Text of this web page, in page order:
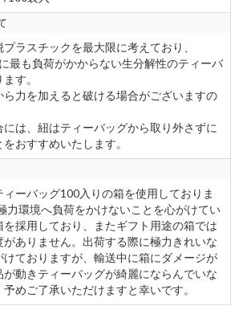
ラスチックを最大限に考えており、
最も負荷がかからない生分解性のティーバ
す。
力を加えると破ける場合がございますの
は、紐はティーバッグから取り外さずに
おすすめいたします。
ーバッグ100入りの箱を使用しておりま
力環境へ負荷をかけないことを心がけてい
採用しており、またギフト用途の箱では
ありません。出荷する際に極力きれいな
ておりますが、輸送中に箱にダメージが
動きティーバッグが綺麗にならんでいな
めご了承いただけますと幸いです。